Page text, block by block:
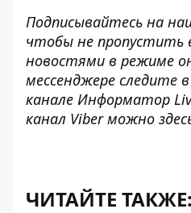
Подписывайтесь на
чтобы не пропустить
новостями в режиме
мессенджере следите
канале Информатор
канал Viber можно
ЧИТАЙТЕ ТАКЖЕ: